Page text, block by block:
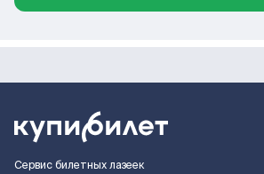
Сервис билетных лазеек